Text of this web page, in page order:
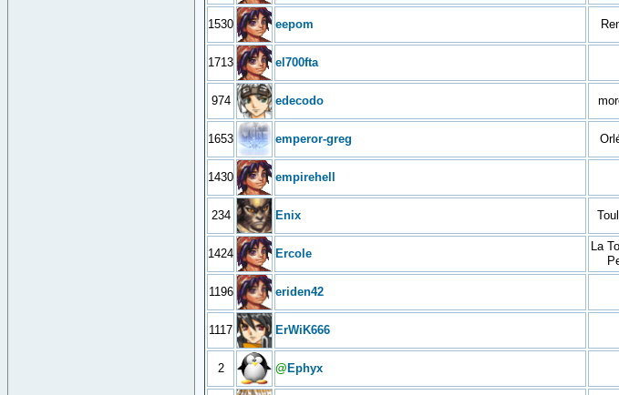
1530 eepom
1713 el700fta
974 edecodo
1653 emperor-greg
1430 empirehell
234 Enix
1424 Ercole
La
1196 eriden42
1117 ErWiK666
2 @ Ephyx